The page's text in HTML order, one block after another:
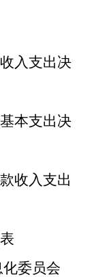
入支出决
本支出决
收入支出
委员会